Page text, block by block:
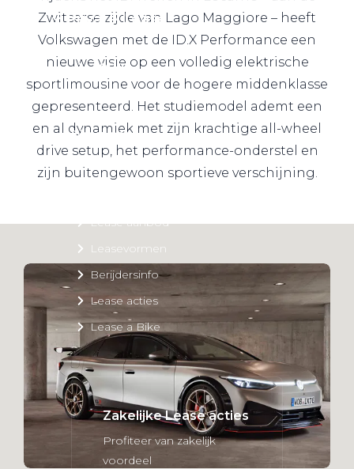
Private Lease
Terug
Direct naar
Website Pon Center Zakelijk
Lease aanbod
Leasevormen
Berijdersinfo
Lease acties
Lease a Bike
Zakelijke Lease acties
Profiteer van zakelijk
voordeel
Zwitserse zijde van Lago Maggiore – heeft
Volkswagen met de ID.X Performance een
nieuwe visie op een volledig elektrische
sportlimousine voor de hogere middenklasse
gepresenteerd. Het studiemodel ademt een
en al dynamiek met zijn krachtige all-wheel
drive setup, het performance-onderstel en
zijn buitengewoon sportieve verschijning.